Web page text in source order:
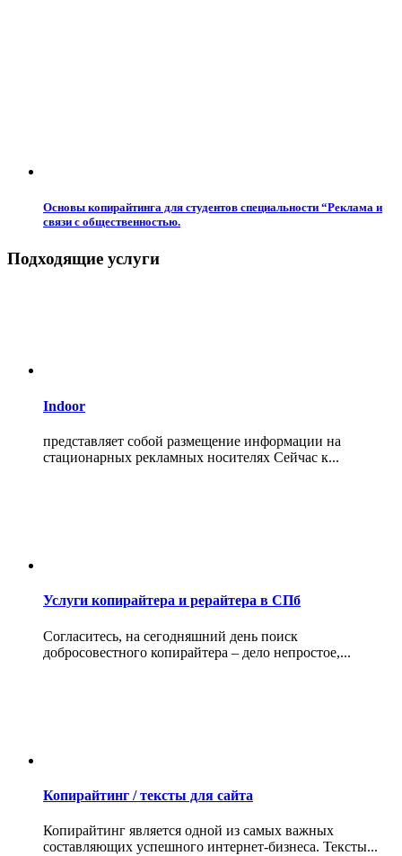
Основы копирайтинга для студентов специальности “Реклама и
связи с общественностью.
Подходящие услуги
Indoor
представляет собой размещение информации на
стационарных рекламных носителях Сейчас к...
Услуги копирайтера и рерайтера в СПб
Согласитесь, на сегодняшний день поиск
добросовестного копирайтера – дело непростое,...
Копирайтинг / тексты для сайта
Копирайтинг является одной из самых важных
составляющих успешного интернет-бизнеса. Тексты...